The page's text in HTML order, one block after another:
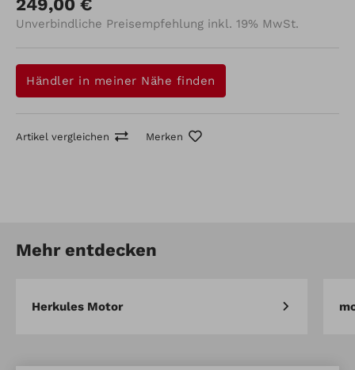
249,00 €
Unverbindliche Preisempfehlung inkl. 19% MwSt.
Händler in meiner Nähe finden
Artikel vergleichen Merken
Fingerleiste für Schaufel
Mehr entdecken
Herkules Motor